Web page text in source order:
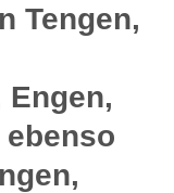
Tengen,
Engen,